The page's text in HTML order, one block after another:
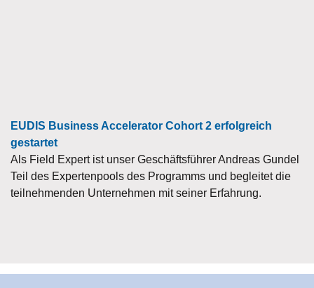
EUDIS Business Accelerator Cohort 2 erfolgreich
gestartet
Als Field Expert ist unser Geschäftsführer Andreas Gundel
Teil des Expertenpools des Programms und begleitet die
teilnehmenden Unternehmen mit seiner Erfahrung.